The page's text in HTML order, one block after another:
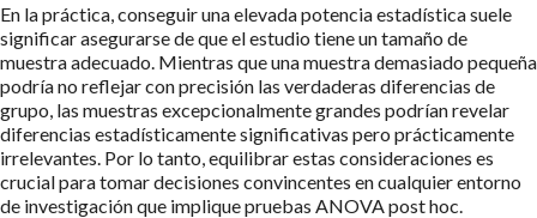
En la práctica, conseguir una elevada potencia estadística suele
significar asegurarse de que el estudio tiene un tamaño de
muestra adecuado. Mientras que una muestra demasiado pequeña
podría no reflejar con precisión las verdaderas diferencias de
grupo, las muestras excepcionalmente grandes podrían revelar
diferencias estadísticamente significativas pero prácticamente
irrelevantes. Por lo tanto, equilibrar estas consideraciones es
crucial para tomar decisiones convincentes en cualquier entorno
de investigación que implique pruebas ANOVA post hoc.